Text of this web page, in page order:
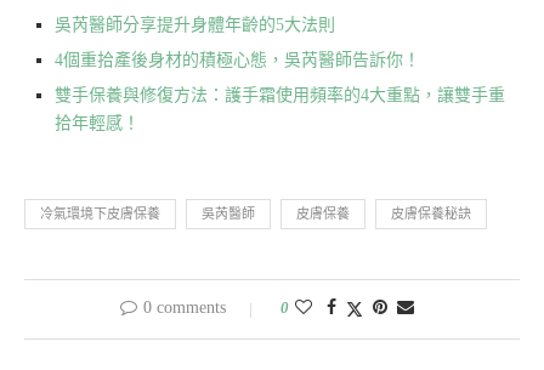
吳芮醫師分享提升身體年齡的5大法則
4個重拾產後身材的積極心態，吳芮醫師告訴你！
雙手保養與修復方法：護手霜使用頻率的4大重點，讓雙手重
拾年輕感！
冷氣環境下皮膚保養 吳芮醫師 皮膚保養 皮膚保養秘訣
0 comments 0